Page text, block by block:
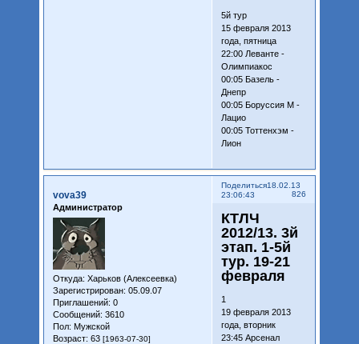
5й тур
15 февраля 2013
года, пятница
22:00 Леванте -
Олимпиакос
00:05 Базель -
Днепр
00:05 Боруссия М -
Лацио
00:05 Тоттенхэм -
Лион
Поделиться
826
18.02.13
23:06:43
vova39
Администратор
Откуда: Харьков (Алексеевка)
Зарегистрирован: 05.09.07
Приглашений: 0
Сообщений: 3610
Пол: Мужской
Возраст: 63 [1963-07-30]
КТЛЧ
2012/13. 3й
этап. 1-5й
тур. 19-21
февраля
1
19 февраля 2013
года, вторник
23:45 Арсенал